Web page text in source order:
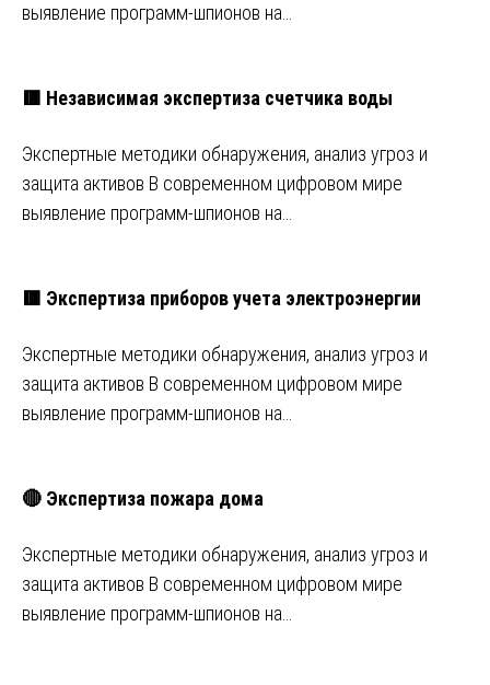
выявление программ-шпионов на…
🟥 Независимая экспертиза счетчика воды
Экспертные методики обнаружения, анализ угроз и
защита активов В современном цифровом мире
выявление программ-шпионов на…
🟥 Экспертиза приборов учета электроэнергии
Экспертные методики обнаружения, анализ угроз и
защита активов В современном цифровом мире
выявление программ-шпионов на…
🔴 Экспертиза пожара дома
Экспертные методики обнаружения, анализ угроз и
защита активов В современном цифровом мире
выявление программ-шпионов на…